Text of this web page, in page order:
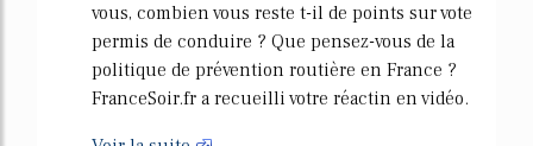
vous, combien vous reste t-il de points sur vote
permis de conduire ? Que pensez-vous de la
politique de prévention routière en France ?
FranceSoir.fr a recueilli votre réactin en vidéo.